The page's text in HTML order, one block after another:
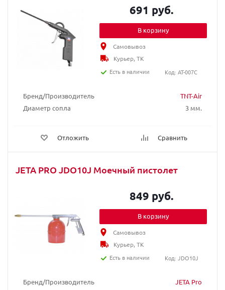
Бренд/Производитель
TNT-Air
Диаметр сопла
3 мм.
Отложить Сравнить
691 руб.
В корзину
Самовывоз
Курьер, ТК
Есть в наличии
Код: AT-007C
JETA PRO JDO10J Моечный пистолет
Бренд/Производитель JETA Pro
849 руб.
В корзину
Самовывоз
Курьер, ТК
Есть в наличии
Код: JDO10J